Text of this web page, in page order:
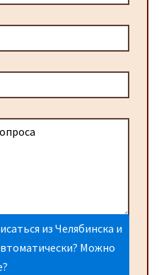
из Челябинска и
Можно